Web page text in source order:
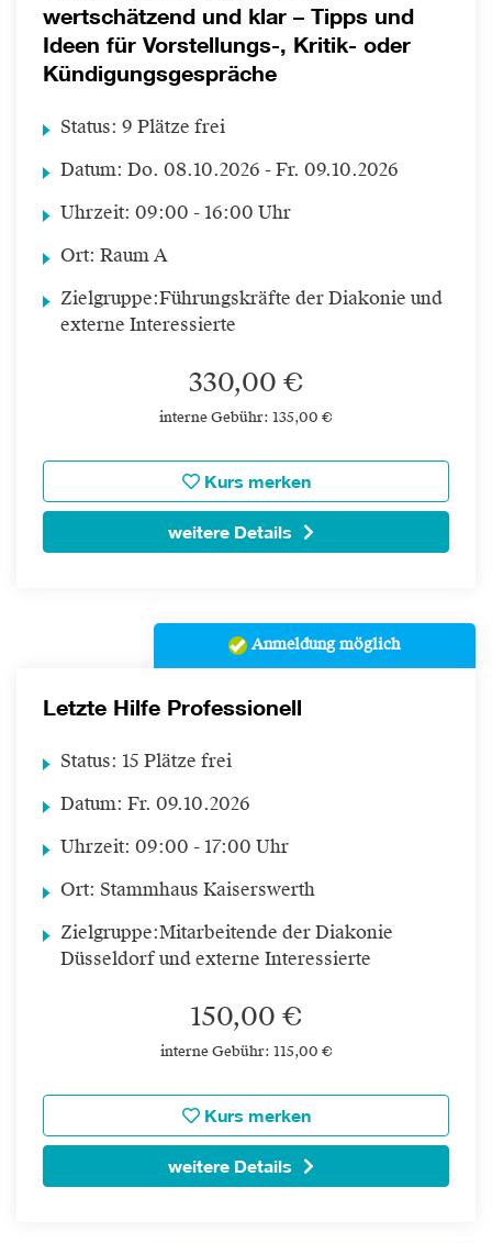
wertschätzend und klar – Tipps und
Ideen für Vorstellungs-, Kritik- oder
Kündigungsgespräche
Status: 9 Plätze frei
Datum: Do. 08.10.2026 - Fr. 09.10.2026
Uhrzeit: 09:00 - 16:00 Uhr
Ort: Raum A
Zielgruppe:Führungskräfte der Diakonie und
externe Interessierte
330,00 €
interne Gebühr: 135,00 €
Kurs merken
weitere Details
Anmeldung möglich
Letzte Hilfe Professionell
Status: 15 Plätze frei
Datum: Fr. 09.10.2026
Uhrzeit: 09:00 - 17:00 Uhr
Ort: Stammhaus Kaiserswerth
Zielgruppe:Mitarbeitende der Diakonie
Düsseldorf und externe Interessierte
150,00 €
interne Gebühr: 115,00 €
Kurs merken
weitere Details